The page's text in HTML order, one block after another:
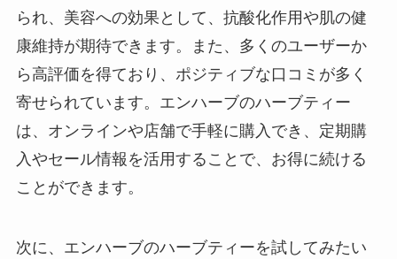
られ、美容への効果として、抗酸化作用や肌の健
康維持が期待できます。また、多くのユーザーか
ら高評価を得ており、ポジティブな口コミが多く
寄せられています。エンハーブのハーブティー
は、オンラインや店舗で手軽に購入でき、定期購
入やセール情報を活用することで、お得に続ける
ことができます。
次に、エンハーブのハーブティーを試してみたい